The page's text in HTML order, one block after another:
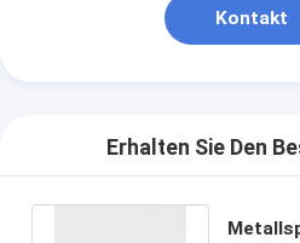
Kontakt
Erhalten Sie Den